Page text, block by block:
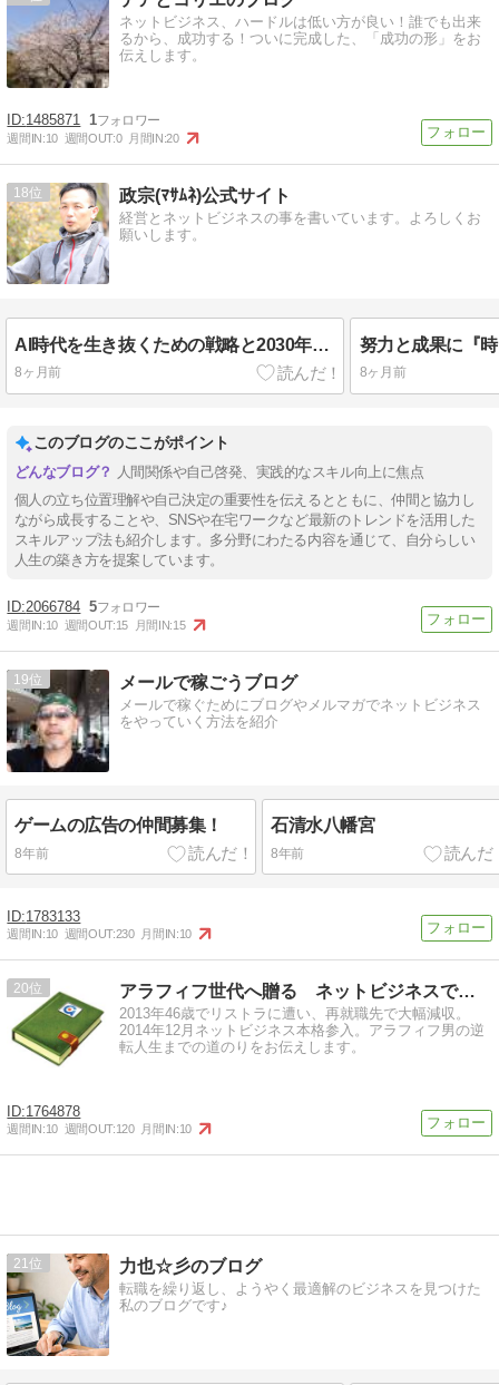
ネットビジネス、ハードルは低い方が良い！誰でも出来
るから、成功する！ついに完成した、「成功の形」をお
伝えします。
1485871 1
週間IN:10 週間OUT:0 月間IN:20
18 政宗(ﾏｻﾑﾈ)公式サイト
経営とネットビジネスの事を書いています。よろしくお
願いします。
AI時代を生き抜くための戦略と2030年までの計画とは！？
8ヶ月前 8ヶ月前
このブログのここがポイント
人間関係や自己啓発、実践的なスキル向上に焦点
個人の立ち位置理解や自己決定の重要性を伝えるとともに、仲間と協力し
ながら成長することや、SNSや在宅ワークなど最新のトレンドを活用した
スキルアップ法も紹介します。多分野にわたる内容を通じて、自分らしい
人生の築き方を提案しています。
2066784 5
週間IN:10 週間OUT:15 月間IN:15
19 メールで稼ごうブログ
メールで稼ぐためにブログやメルマガでネットビジネス
をやっていく方法を紹介
ゲームの広告の仲間募集！
8年前
石清水八幡宮
8年前
1783133
週間IN:10 週間OUT:230 月間IN:10
20 アラフィフ世代へ贈る ネットビジネスで叶える理想の生き方
2013年46歳でリストラに遭い、再就職先で大幅減収。
2014年12月ネットビジネス本格参入。アラフィフ男の逆
転人生までの道のりをお伝えします。
1764878
週間IN:10 週間OUT:120 月間IN:10
21 力也☆彡のブログ
転職を繰り返し、ようやく最適解のビジネスを見つけた
私のブログです♪